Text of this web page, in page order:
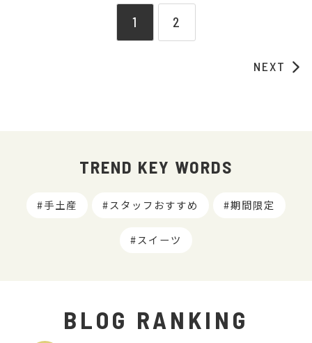
1 2
NEXT
TREND KEY WORDS
手土産 スタッフおすすめ 期間限定
スイーツ
BLOG RANKING